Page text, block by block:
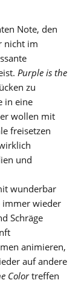
Note, den
nicht im
Purple is the
zu
in eine
wollen mit
freisetzen
und
wunderbar
immer wieder
Schräge
animieren,
auf andere
Colortreffen